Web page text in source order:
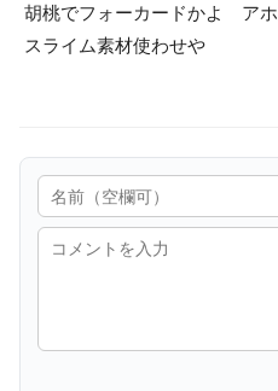
胡桃でフォーカードかよ ア
スライム素材使わせや